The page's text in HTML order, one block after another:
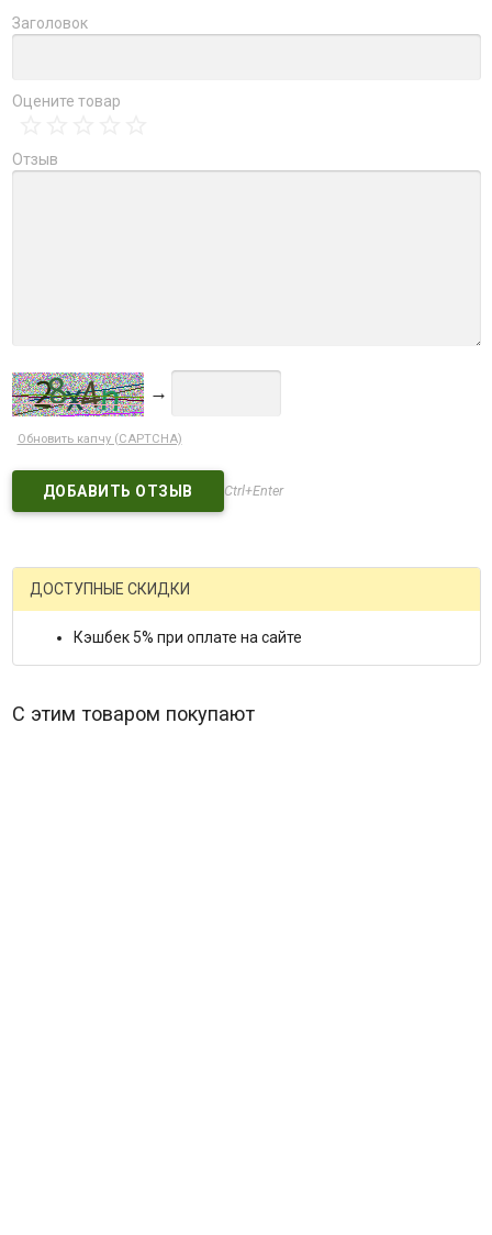
Заголовок
Оцените товар
Отзыв
→
Обновить капчу (CAPTCHA)
Ctrl+Enter
ДОСТУПНЫЕ СКИДКИ
Кэшбек 5% при оплате на сайте
С этим товаром покупают